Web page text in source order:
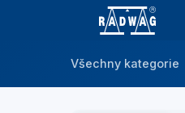
Všechny kategorie